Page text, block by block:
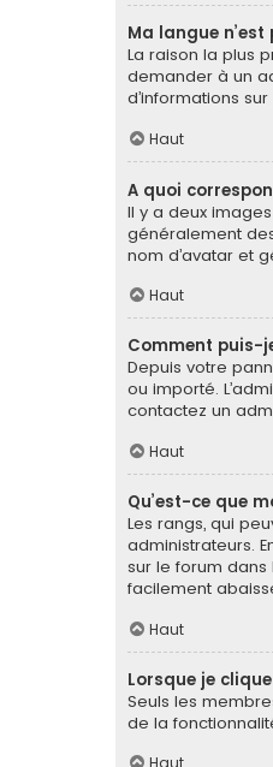
Ma langue
La raison la plus
demander à un
d’informations
Haut
A quoi
Il y a deux
généralement
nom d’avatar et
Haut
Comment puis-
Depuis votre
ou importé.
contactez un
Haut
Qu’est-ce que
Les rangs, qui
administrateurs.
sur le forum
facilement
Haut
Lorsque je
Seuls les
de la